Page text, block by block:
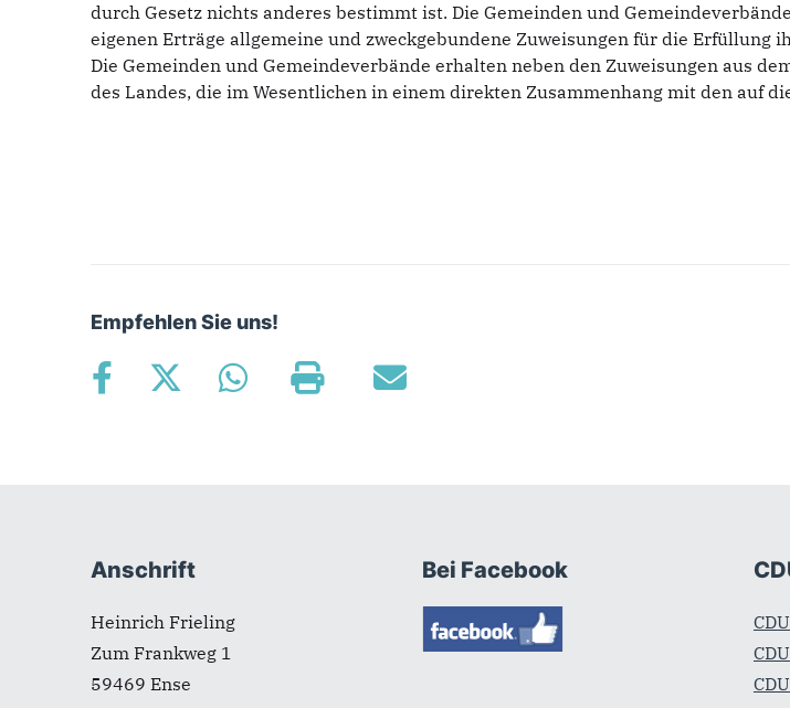
durch Gesetz nichts anderes bestimmt ist. Die Gemeinden und
eigenen Erträge allgemeine und zweckgebundene Zuweisungen für die Erfüllung
Die Gemeinden und Gemeindeverbände erhalten neben den Zuweisungen aus
des Landes, die im Wesentlichen in einem direkten Zusammenhang mit den auf
Empfehlen Sie uns!
Fußbereich
Anschrift
Heinrich Frieling
Zum Frankweg 1
59469 Ense
Bei Facebook